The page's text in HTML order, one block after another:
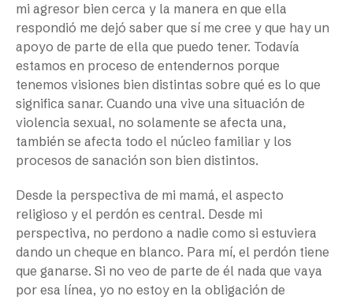
mi agresor bien cerca y la manera en que ella
respondió me dejó saber que sí me cree y que hay un
apoyo de parte de ella que puedo tener. Todavía
estamos en proceso de entendernos porque
tenemos visiones bien distintas sobre qué es lo que
significa sanar. Cuando una vive una situación de
violencia sexual, no solamente se afecta una,
también se afecta todo el núcleo familiar y los
procesos de sanación son bien distintos.
Desde la perspectiva de mi mamá, el aspecto
religioso y el perdón es central. Desde mi
perspectiva, no perdono a nadie como si estuviera
dando un cheque en blanco. Para mí, el perdón tiene
que ganarse. Si no veo de parte de él nada que vaya
por esa línea, yo no estoy en la obligación de